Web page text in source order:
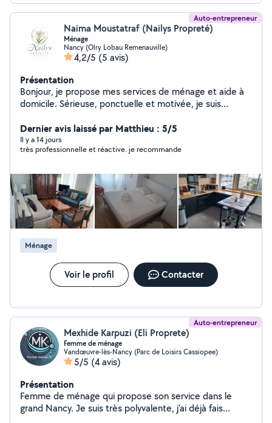
Auto-entrepreneur
Naima Moustatraf (Nailys Propreté)
Ménage
Nancy (Olry Lobau Remenauville)
4,2/5 (5 avis)
Présentation
Bonjour, je propose mes services de ménage et aide à
domicile. Sérieuse, ponctuelle et motivée, je suis
me contacter pour plus d'informations. Disponible sur
Nancy et alentours. paiement CESU accepté "Je
propose mes services pour le grand nettoyage, ménage
déménagement."
Dernier avis laissé par Matthieu : 5/5
Il y a 14 jours
très professionnelle et réactive. je recommande
Ménage
Voir le profil Contacter
Auto-entrepreneur
Mexhide Karpuzi (Eli Proprete)
Femme de ménage
Vandœuvre-lès-Nancy (Parc de Loisirs Cassiopee)
5/5 (4 avis)
Présentation
Femme de ménage qui propose son service dans le
grand Nancy. Je suis très polyvalente, j'ai déjà fais